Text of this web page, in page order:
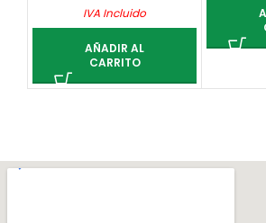
IVA Incluido
AÑADIR AL
CARRITO